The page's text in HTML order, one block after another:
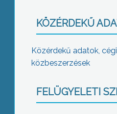
KÖZÉRDEKŰ
Közérdekű adatok,
közbeszerzések
FELÜGYELETI